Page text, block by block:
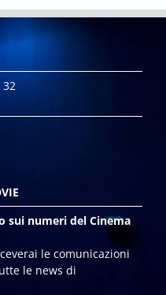
sui numeri del Cinema
le comunicazioni
le news di